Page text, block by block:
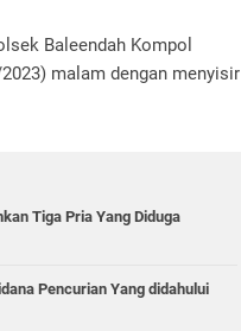
Baleendah Kompol
malam dengan menyisir
Tiga Pria Yang Diduga
Pencurian Yang didahului